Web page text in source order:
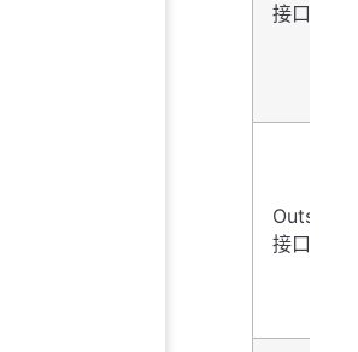
接口
Outside
接口